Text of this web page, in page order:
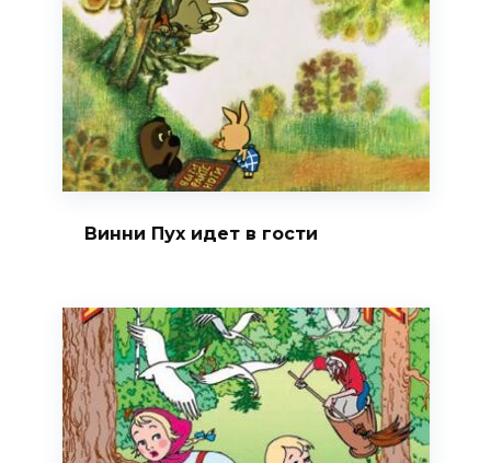
Винни Пух идет в гости